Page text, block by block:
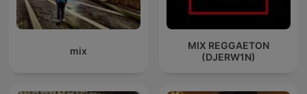
mix
MIX REGGAETON
(DJERW1N)